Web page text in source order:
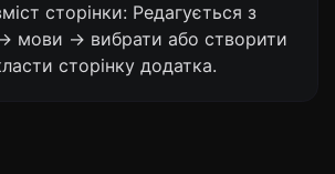
сторінки: Редагується з
> мови -> вибрати або створити
сторінку додатка.